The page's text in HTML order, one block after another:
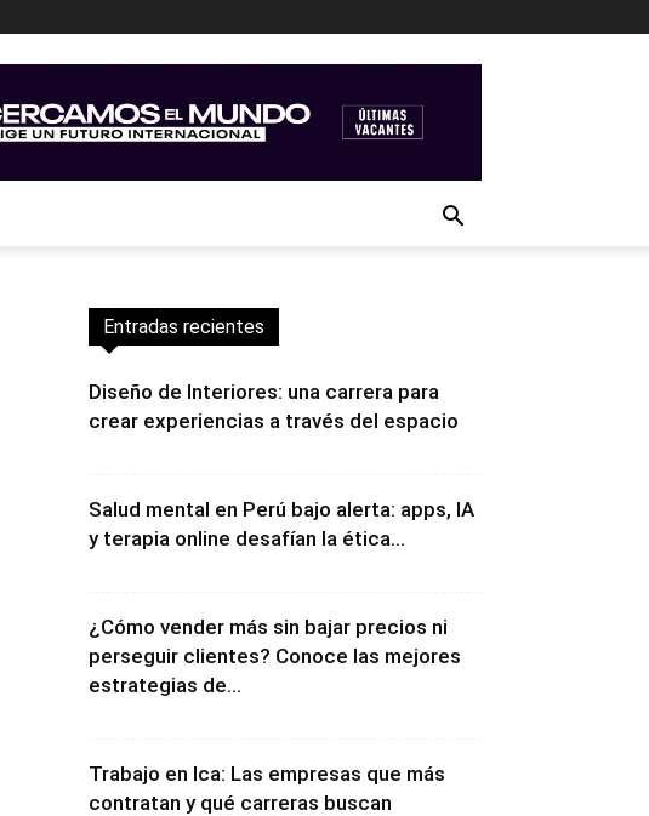
Entradas recientes
Diseño de Interiores: una carrera para
crear experiencias a través del espacio
Salud mental en Perú bajo alerta: apps, IA
y terapia online desafían la ética...
¿Cómo vender más sin bajar precios ni
perseguir clientes? Conoce las mejores
estrategias de...
Trabajo en Ica: Las empresas que más
contratan y qué carreras buscan